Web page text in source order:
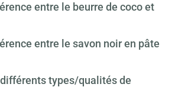
entre le beurre de coco et
entre le savon noir en pâte
types/qualités de